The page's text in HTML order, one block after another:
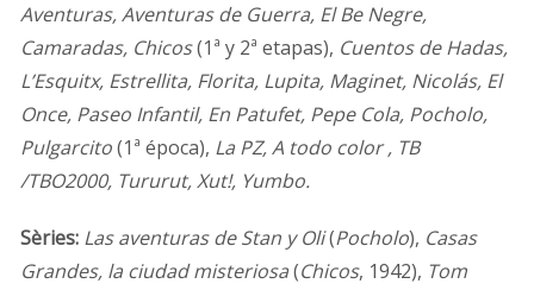
Aventuras, Aventuras de Guerra, El Be Negre,
Camaradas, Chicos(1ª y 2ª etapas), Cuentos de Hadas,
L’Esquitx, Estrellita, Florita, Lupita, Maginet, Nicolás, El
Once, Paseo Infantil, En Patufet, Pepe Cola, Pocholo,
Pulgarcito(1ª época), La PZ, A todo color , TB
/TBO2000, Tururut, Xut!, Yumbo.
Sèries: Las aventuras de Stan y Oli(Pocholo), Casas
Grandes, la ciudad misteriosa(Chicos, 1942), Tom